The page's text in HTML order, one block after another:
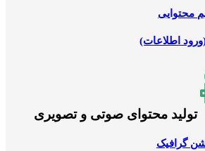
محتوایی
(ورود اطلاعات)
تولید محتوای صوتی و تصویری
گرافیک